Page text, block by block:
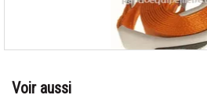
Voir aussi